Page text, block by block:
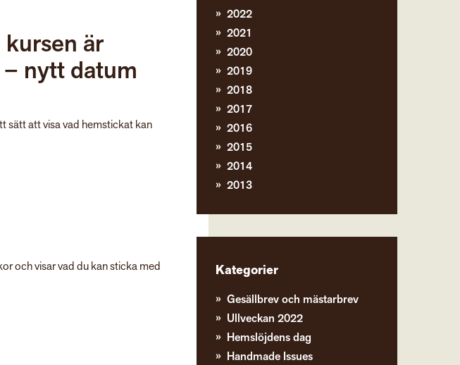
är
nytt datum
sätt att visa vad hemstickat kan
och visar vad du kan sticka med
2022
2021
2020
2019
2018
2017
2016
2015
2014
2013
Kategorier
Gesällbrev och mästarbrev
Ullveckan 2022
Hemslöjdens dag
Handmade Issues